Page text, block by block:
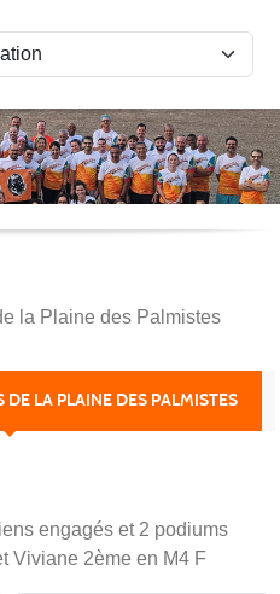
la Plaine des Palmistes
LA PLAINE DES PALMISTES
engagés et 2 podiums
Viviane 2ème en M4 F